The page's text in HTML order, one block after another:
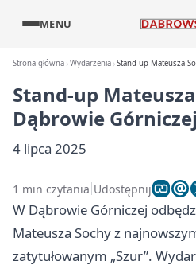
MENU
Strona główna Wydarzenia Stand-up Mateusza
Stand-up
Dąbrowie Górniczej
4 lipca 2025
1 min czytania Udostępnij
W Dąbrowie Górniczej
Mateusza Sochy z
zatytułowanym „Szur”.